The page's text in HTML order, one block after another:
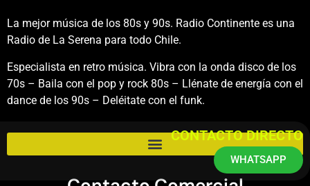
La mejor música de los 80s y 90s. Radio Continente es una
Radio de La Serena para todo Chile.
Especialista en retro música. Vibra con la onda disco de los
70s – Baila con el pop y rock 80s – Llénate de energía con el
dance de los 90s – Deléitate con el funk.
CONTACTO DIRECTO
WHATSAPP